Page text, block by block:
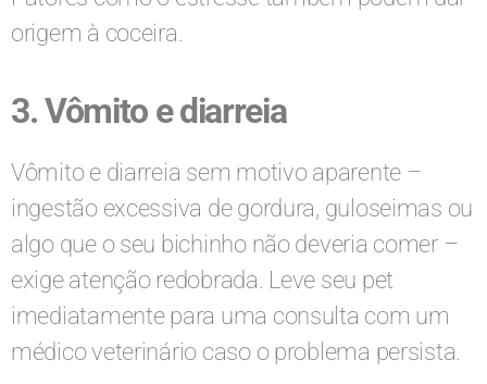
origem à coceira.
3. Vômito e diarreia
Vômito e diarreia sem motivo aparente –
ingestão excessiva de gordura, guloseimas ou
algo que o seu bichinho não deveria comer –
exige atenção redobrada. Leve seu pet
imediatamente para uma consulta com um
médico veterinário caso o problema persista.